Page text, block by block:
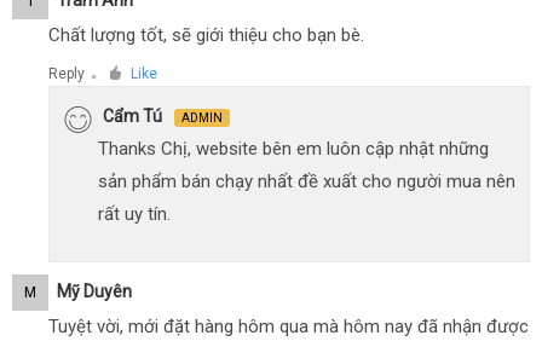
Chất lượng tốt, sẽ giới thiệu cho bạn bè.
Reply ● Like
Cẩm Tú ADMIN
Thanks Chị, website bên em luôn cập nhật những
sản phẩm bán chạy nhất đề xuất cho người mua nên
rất uy tín.
M Mỹ Duyên
Tuyệt vời, mới đặt hàng hôm qua mà hôm nay đã nhận được